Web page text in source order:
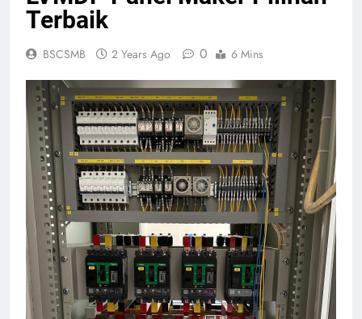
Terbaik
BSCSMB 2 Years Ago 0 6 Mins